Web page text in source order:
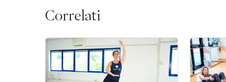
Correlati